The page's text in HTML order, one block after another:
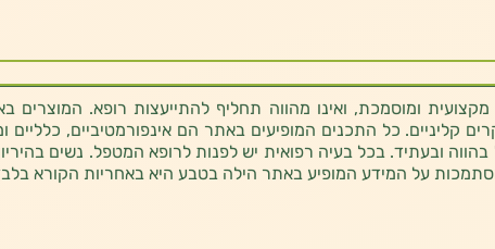
ומוסמכת, ואינו מהווה תחליף להתייעצות רופא. המוצרים
כל התכנים המופיעים באתר הם אינפורמטיביים, כלליים
ובעתיד. בכל בעיה רפואית יש לפנות לרופא המטפל. נשים
על המידע המופיע באתר הילה בטבע היא באחריות הקורא